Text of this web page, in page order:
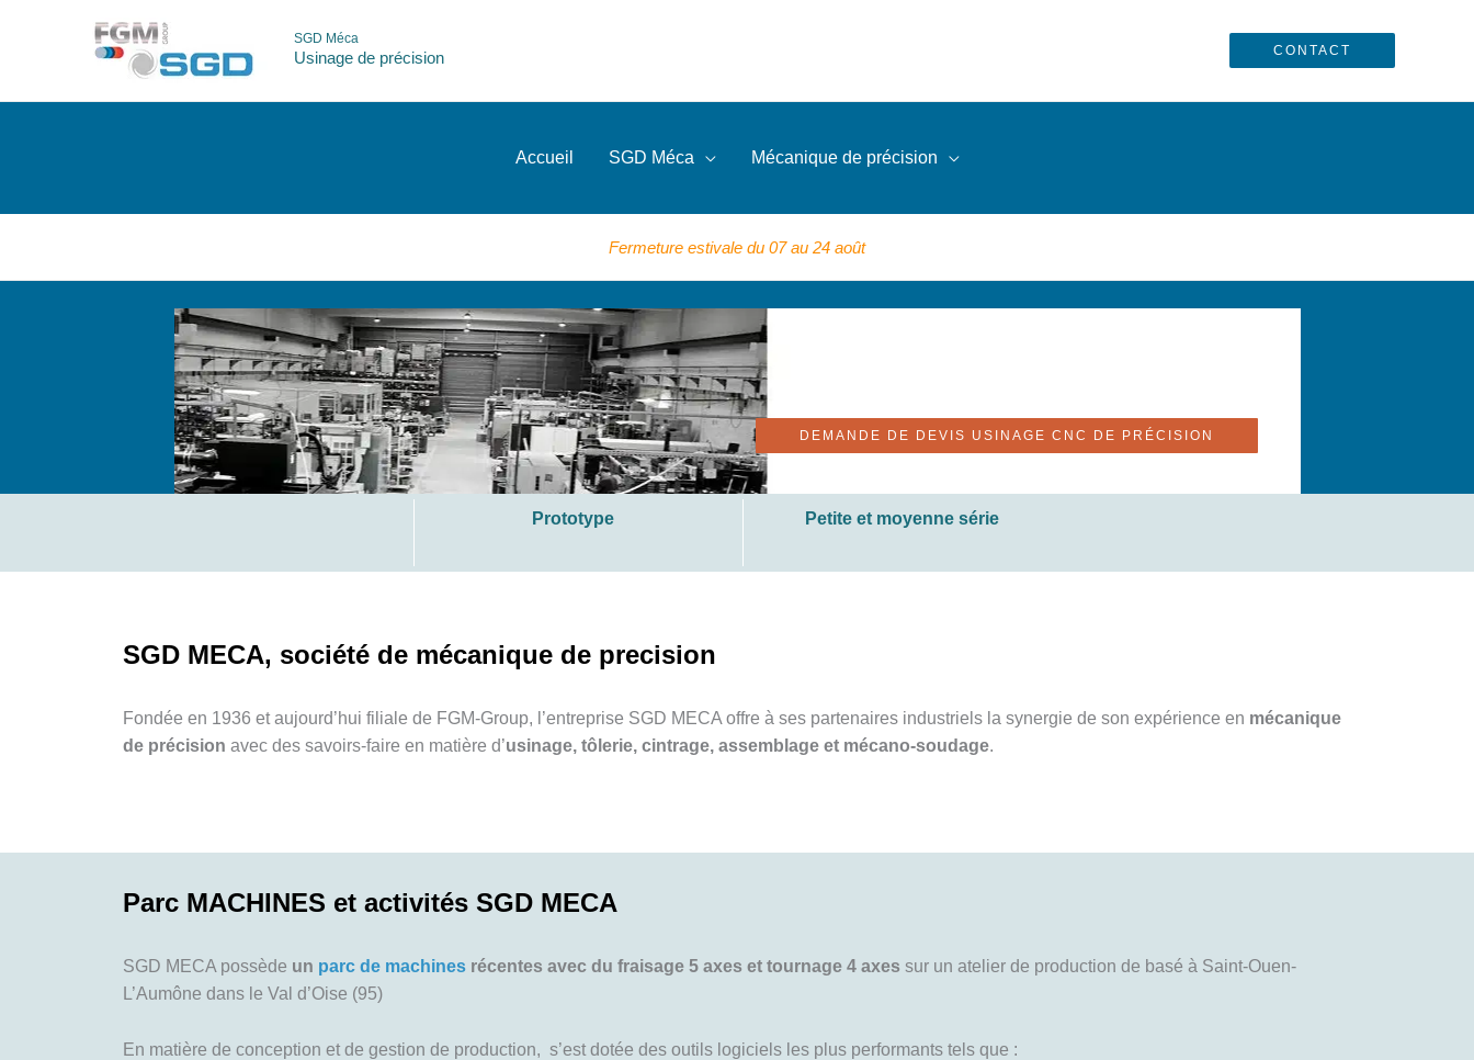
SGD Méca
Usinage de précision CONTACT
Accueil SGD Méca Mécanique de précision
Fermeture estivale du 07 au 24 août
DEMANDE DE DEVIS USINAGE CNC DE PRÉCISION
Prototype Petite et moyenne série
SGD MECA, société de mécanique de precision
Fondée en 1936 et aujourd’hui filiale de FGM-Group, l’entreprise SGD MECA offre à ses partenaires industriels la synergie de son expérience en mécanique
de précision avec des savoirs-faire en matière d’usinage, tôlerie, cintrage, assemblage et mécano-soudage.
Parc MACHINES et activités SGD MECA
SGD MECA possède un parc de machines récentes avec du fraisage 5 axes et tournage 4 axes sur un atelier de production de basé à Saint-Ouen-
L’Aumône dans le Val d’Oise (95)
En matière de conception et de gestion de production, s’est dotée des outils logiciels les plus performants tels que :